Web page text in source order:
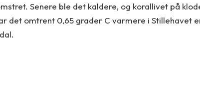
Senere ble det kaldere, og korallivet på
det omtrent 0,65 grader C varmere i Stillehavet